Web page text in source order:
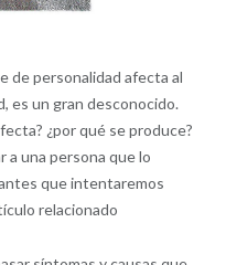
de personalidad afecta al
es un gran desconocido.
¿por qué se produce?
a una persona que lo
que intentaremos
relacionado